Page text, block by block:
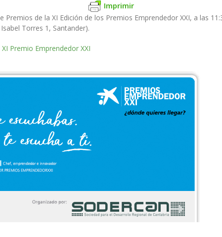
Imprimir
de la XI Edición de los Premios Emprendedor XXI, a las
Torres 1, Santander).
Premio Emprendedor XXI